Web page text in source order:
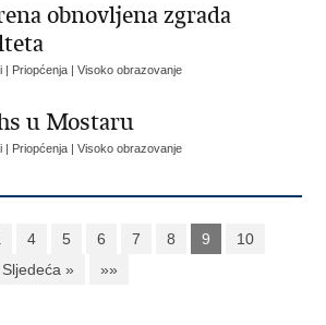
obnovljena zgrada
| Priopćenja | Visoko obrazovanje
u Mostaru
| Priopćenja | Visoko obrazovanje
4 5 6 7 8 9
10
Sljedeća » »»